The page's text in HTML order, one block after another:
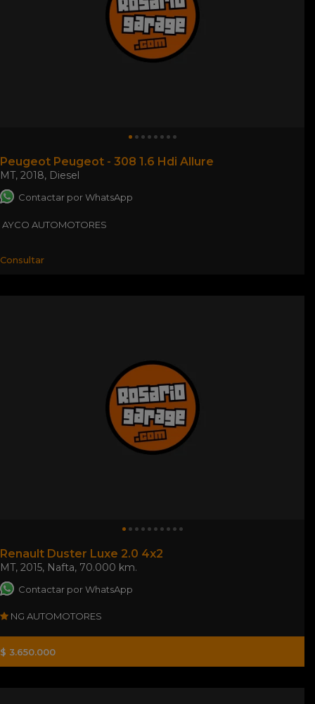
Peugeot Peugeot - 308 1.6 Hdi Allure
MT, 2018, Diesel
Contactar por WhatsApp
AYCO AUTOMOTORES
Consultar
Renault Duster Luxe 2.0 4x2
MT, 2015, Nafta, 70.000 km.
Contactar por WhatsApp
NG AUTOMOTORES
$ 3.650.000